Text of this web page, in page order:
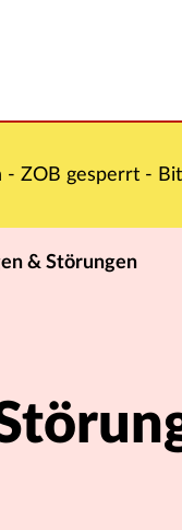
- ZOB gesperrt -
& Störungen